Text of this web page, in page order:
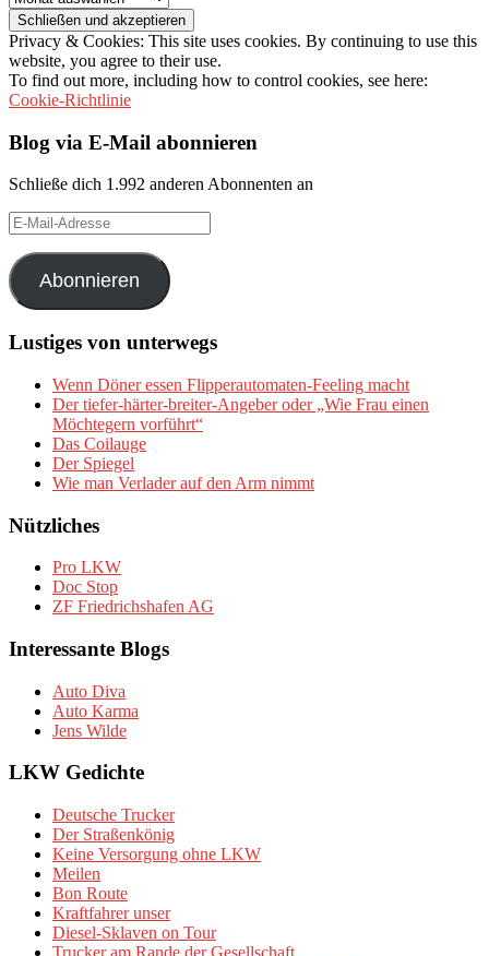
Privacy & Cookies: This site uses cookies. By continuing to use this
website, you agree to their use.
To find out more, including how to control cookies, see here:
Cookie-Richtlinie
Blog via E-Mail abonnieren
Schließe dich 1.992 anderen Abonnenten an
E-
Mail-
Adresse
Abonnieren
Lustiges von unterwegs
Wenn Döner essen Flipperautomaten-Feeling macht
Der tiefer-härter-breiter-Angeber oder „Wie Frau einen
Möchtegern vorführt“
Das Coilauge
Der Spiegel
Wie man Verlader auf den Arm nimmt
Nützliches
Pro LKW
Doc Stop
ZF Friedrichshafen AG
Interessante Blogs
Auto Diva
Auto Karma
Jens Wilde
LKW Gedichte
Deutsche Trucker
Der Straßenkönig
Keine Versorgung ohne LKW
Meilen
Bon Route
Kraftfahrer unser
Diesel-Sklaven on Tour
Trucker am Rande der Gesellschaft